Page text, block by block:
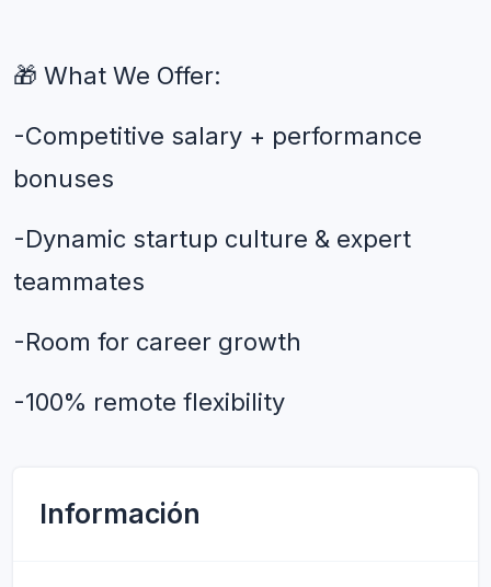
🎁 What We Offer:
-Competitive salary + performance
bonuses
-Dynamic startup culture & expert
teammates
-Room for career growth
-100% remote flexibility
Información